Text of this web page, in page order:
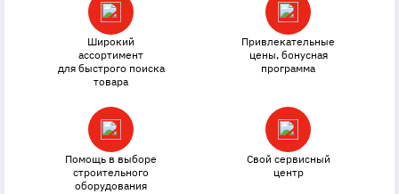
Широкий
ассортимент
для быстрого поиска
товара
Привлекательные
цены, бонусная
программа
Помощь в выборе
строительного
оборудования
Свой сервисный
центр